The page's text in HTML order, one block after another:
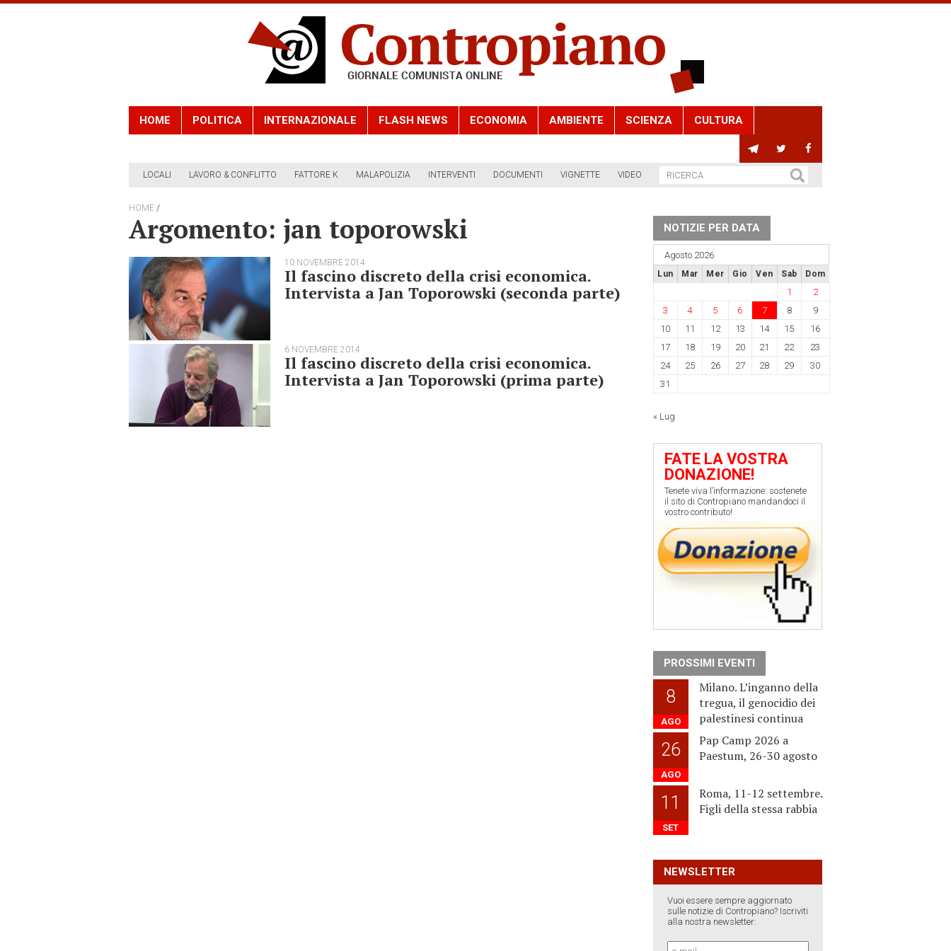
HOME POLITICA INTERNAZIONALE FLASH NEWS ECONOMIA AMBIENTE SCIENZA CULTURA
LOCALI LAVORO & CONFLITTO FATTORE K MALAPOLIZIA INTERVENTI DOCUMENTI VIGNETTE VIDEO
HOME /
Argomento: jan toporowski
10 NOVEMBRE 2014
Il fascino discreto della crisi economica.
Intervista a Jan Toporowski (seconda parte)
6 NOVEMBRE 2014
Il fascino discreto della crisi economica.
Intervista a Jan Toporowski (prima parte)
NOTIZIE PER DATA
Agosto 2026
Lun Mar Mer Gio Ven Sab Dom
1
2
3
4 5 6 7 8
9
10
11 12 13 14 15
16
17
18 19 20 21 22
23
24
25 26 27 28 29
30
31
« Lug
FATE LA VOSTRA
DONAZIONE!
Tenete viva l’informazione: sostenete
il sito di Contropiano mandandoci il
vostro contributo!
PROSSIMI EVENTI
8
AGO
Milano. L’inganno della
tregua, il genocidio dei
palestinesi continua
26
AGO
Pap Camp 2026 a
Paestum, 26-30 agosto
11
SET
Roma, 11-12 settembre.
Figli della stessa rabbia
NEWSLETTER
Vuoi essere sempre aggiornato
sulle notizie di Contropiano? Iscriviti
alla nostra newsletter: